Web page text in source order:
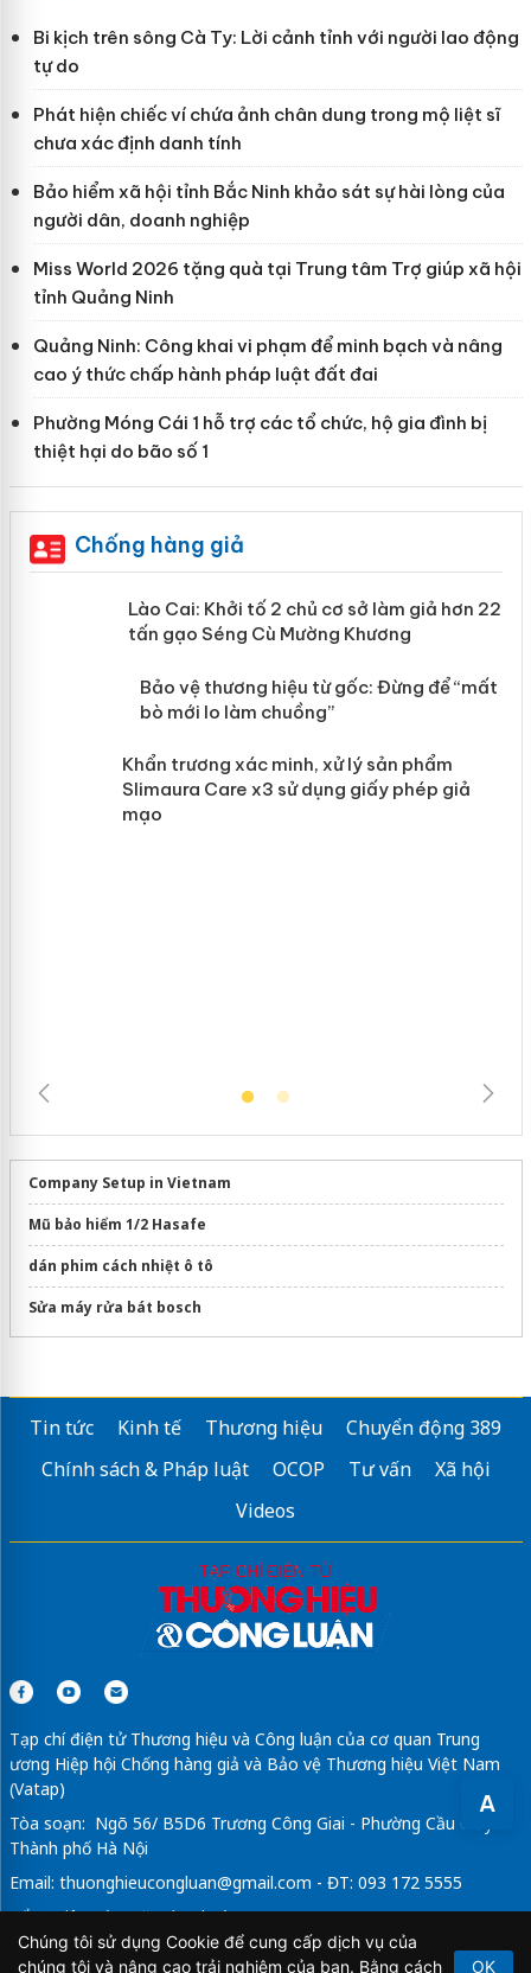
A
Bi kịch trên sông Cà Ty: Lời cảnh tỉnh với người lao động
tự do
Phát hiện chiếc ví chứa ảnh chân dung trong mộ liệt sĩ
chưa xác định danh tính
Bảo hiểm xã hội tỉnh Bắc Ninh khảo sát sự hài lòng của
người dân, doanh nghiệp
Miss World 2026 tặng quà tại Trung tâm Trợ giúp xã hội
tỉnh Quảng Ninh
Quảng Ninh: Công khai vi phạm để minh bạch và nâng
cao ý thức chấp hành pháp luật đất đai
Phường Móng Cái 1 hỗ trợ các tổ chức, hộ gia đình bị
thiệt hại do bão số 1
Chống hàng giả
Lào Cai: Khởi tố 2 chủ cơ sở làm giả
hơn 22 tấn gạo Séng Cù Mường
Bảo vệ thương hiệu từ gốc: Đừng để
“mất bò mới lo làm chuồng”
Company Setup in Vietnam
Mũ bảo hiểm 1/2 Hasafe
dán phim cách nhiệt ô tô
Sửa máy rửa bát bosch
Tin tức Kinh tế Thương hiệu
Chuyển động 389
Chính sách & Pháp luật
OCOP Tư vấn
Xã hội
Videos
Tạp chí điện tử Thương hiệu và Công luận của cơ quan Trung
ương Hiệp hội Chống hàng giả và Bảo vệ Thương hiệu Việt Nam
(Vatap)
Tòa soạn: Ngõ 56/ B5D6 Trương Công Giai - Phường Cầu Giấy -
Thành phố Hà Nội
Email: thuonghieucongluan@gmail.com - ĐT: 093 172 5555
Tổng Biên Tập: Vũ Đức Thuận
Giấy phép hoạt động báo chí điện tử số 64/GP-BTTTT do Bộ
Chúng tôi sử dụng Cookie để cung cấp dịch vụ của
chúng tôi và nâng cao trải nghiệm của bạn. Bằng cách
OK